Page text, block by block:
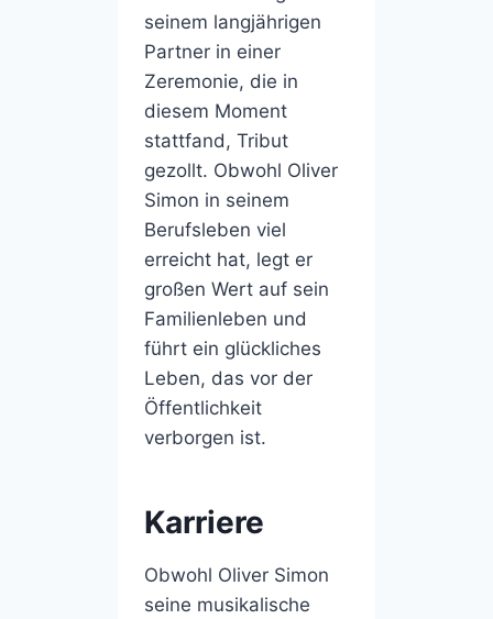
seinem langjährigen
Partner in einer
Zeremonie, die in
diesem Moment
stattfand, Tribut
gezollt. Obwohl Oliver
Simon in seinem
Berufsleben viel
erreicht hat, legt er
großen Wert auf sein
Familienleben und
führt ein glückliches
Leben, das vor der
Öffentlichkeit
verborgen ist.
Karriere
Obwohl Oliver Simon
seine musikalische